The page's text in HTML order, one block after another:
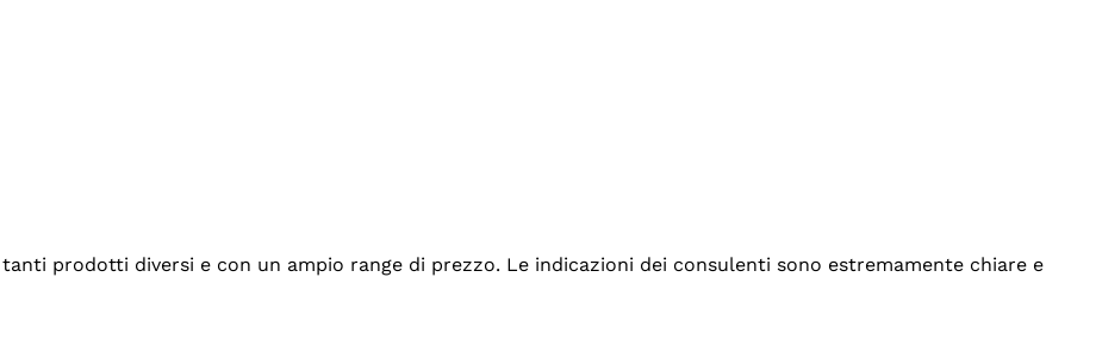
prodotti diversi e con un ampio range di prezzo. Le indicazioni dei consulenti sono estremamente chiare e